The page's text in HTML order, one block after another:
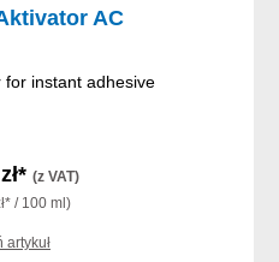
AC
curing accelerator for instant adhesive
(z VAT)
/ 100 ml)
artykuł